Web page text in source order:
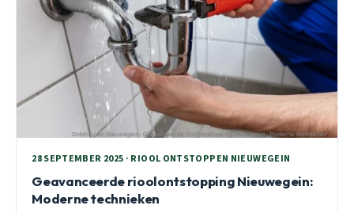
28 SEPTEMBER 2025 · RIOOL ONTSTOPPEN NIEUWEGEIN
Geavanceerde rioolontstopping Nieuwegein:
Moderne technieken